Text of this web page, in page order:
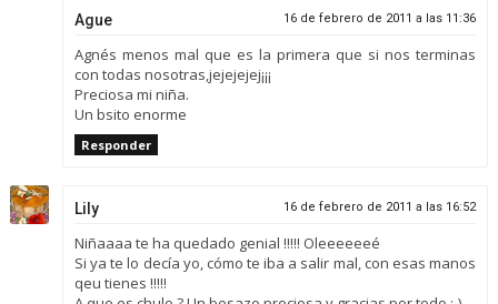
Ague 16 de febrero de 2011 a las 11:36
Agnés menos mal que es la primera que si nos terminas
con todas nosotras,jejejejej¡¡¡
Preciosa mi niña.
Un bsito enorme
Responder
Lily 16 de febrero de 2011 a las 16:52
Niñaaaa te ha quedado genial !!!!! Oleeeeeeé
Si ya te lo decía yo, cómo te iba a salir mal, con esas manos
qeu tienes !!!!!